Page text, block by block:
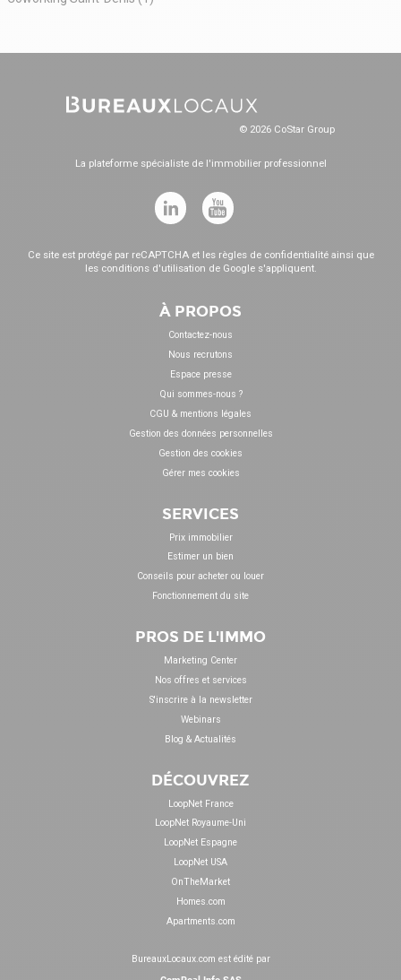
© 2026 CoStar Group
La plateforme spécialiste de l'immobilier professionnel
Ce site est protégé par reCAPTCHA et les règles de confidentialitéainsi que
les conditions d'utilisation de Google s'appliquent.
À PROPOS
Contactez-nous
Nous recrutons
Espace presse
Qui sommes-nous ?
CGU & mentions légales
Gestion des données personnelles
Gestion des cookies
Gérer mes cookies
SERVICES
Prix immobilier
Estimer un bien
Conseils pour acheter ou louer
Fonctionnement du site
PROS DE L'IMMO
Marketing Center
Nos offres et services
S'inscrire à la newsletter
Webinars
Blog & Actualités
DÉCOUVREZ
LoopNet France
LoopNet Royaume-Uni
LoopNet Espagne
LoopNet USA
OnTheMarket
Homes.com
Apartments.com
BureauxLocaux.com est édité par